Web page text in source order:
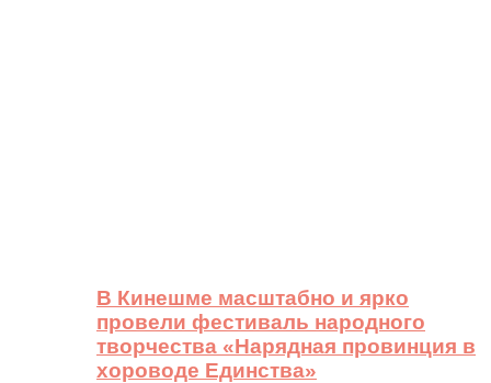
В Кинешме масштабно и ярко
провели фестиваль народного
творчества «Нарядная провинция в
хороводе Единства»